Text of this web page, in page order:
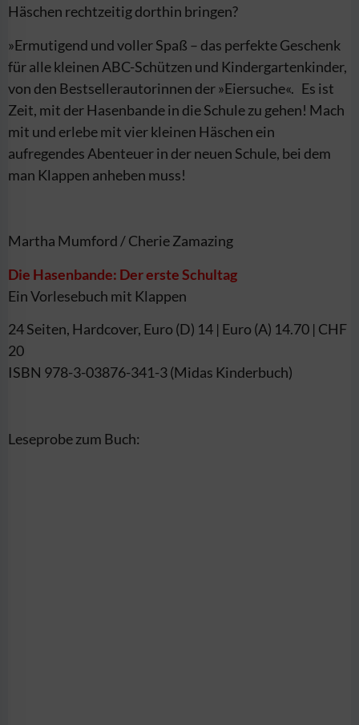
Häschen rechtzeitig dorthin bringen?
»Ermutigend und voller Spaß – das perfekte Geschenk
für alle kleinen ABC-Schützen und Kindergartenkinder,
von den Bestsellerautorinnen der »Eiersuche«. Es ist
Zeit, mit der Hasenbande in die Schule zu gehen! Mach
mit und erlebe mit vier kleinen Häschen ein
aufregendes Abenteuer in der neuen Schule, bei dem
man Klappen anheben muss!
Martha Mumford / Cherie Zamazing
Die Hasenbande: Der erste Schultag
Ein Vorlesebuch mit Klappen
24 Seiten, Hardcover, Euro (D) 14 | Euro (A) 14.70 | CHF
20
ISBN 978-3-03876-341-3 (Midas Kinderbuch)
Leseprobe zum Buch: